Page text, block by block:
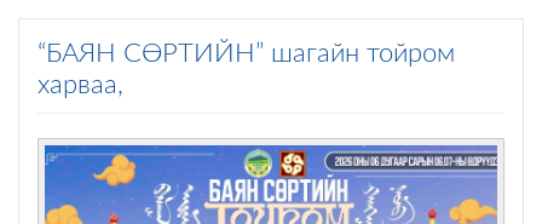
“БАЯН СӨРТИЙН” шагайн тойром
харваа,